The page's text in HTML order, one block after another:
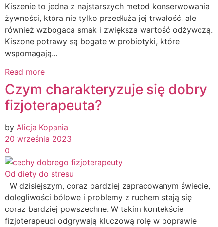
Kiszenie to jedna z najstarszych metod konserwowania
żywności, która nie tylko przedłuża jej trwałość, ale
również wzbogaca smak i zwiększa wartość odżywczą.
Kiszone potrawy są bogate w probiotyki, które
wspomagają...
Read more
Czym charakteryzuje się dobry
fizjoterapeuta?
by Alicja Kopania
20 września 2023
0
Od diety do stresu
W dzisiejszym, coraz bardziej zapracowanym świecie,
dolegliwości bólowe i problemy z ruchem stają się
coraz bardziej powszechne. W takim kontekście
fizjoterapeuci odgrywają kluczową rolę w poprawie